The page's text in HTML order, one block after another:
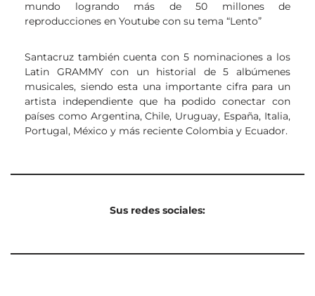
mundo logrando más de 50 millones de
reproducciones en Youtube con su tema “Lento”
Santacruz también cuenta con 5 nominaciones a los
Latin GRAMMY con un historial de 5 albúmenes
musicales, siendo esta una importante cifra para un
artista independiente que ha podido conectar con
países como Argentina, Chile, Uruguay, España, Italia,
Portugal, México y más reciente Colombia y Ecuador.
Sus redes sociales: